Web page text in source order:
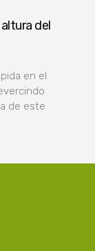
del
en el
de este